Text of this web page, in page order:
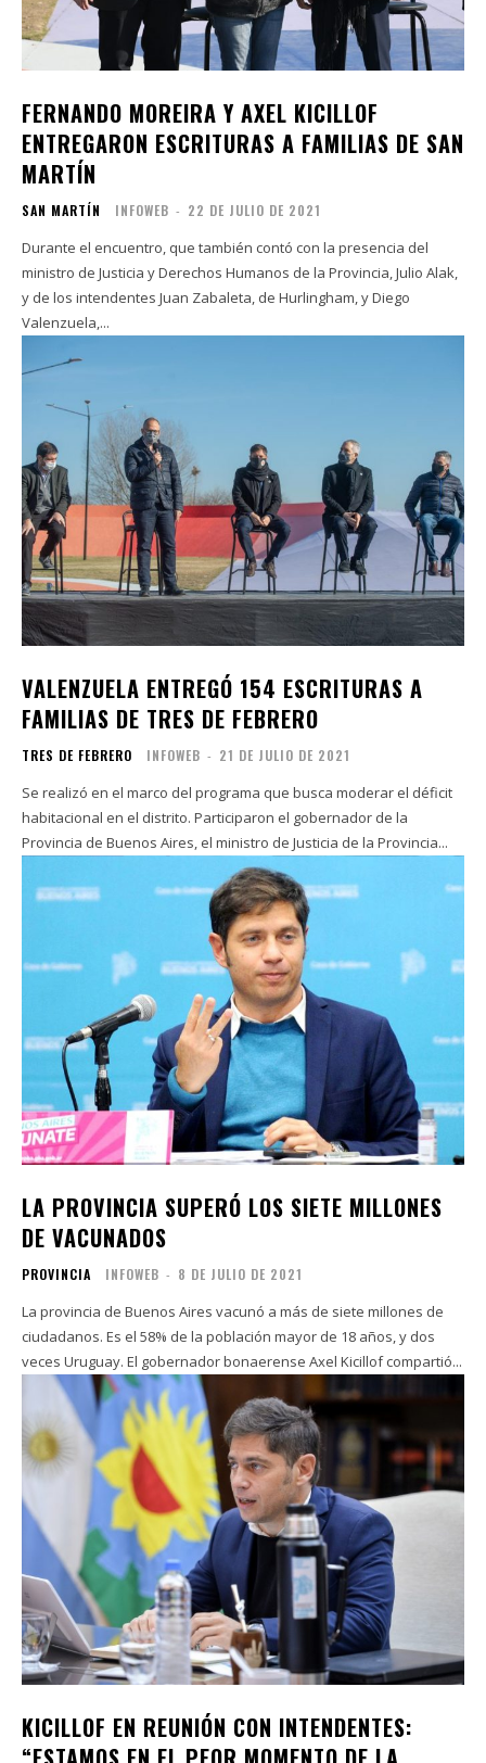
FERNANDO MOREIRA Y AXEL KICILLOF
ENTREGARON ESCRITURAS A FAMILIAS DE SAN
MARTÍN
SAN MARTÍN INFOWEB - 22 DE JULIO DE 2021
Durante el encuentro, que también contó con la presencia del
ministro de Justicia y Derechos Humanos de la Provincia, Julio Alak,
y de los intendentes Juan Zabaleta, de Hurlingham, y Diego
Valenzuela,...
VALENZUELA ENTREGÓ 154 ESCRITURAS A
FAMILIAS DE TRES DE FEBRERO
TRES DE FEBRERO INFOWEB - 21 DE JULIO DE 2021
Se realizó en el marco del programa que busca moderar el déficit
habitacional en el distrito. Participaron el gobernador de la
Provincia de Buenos Aires, el ministro de Justicia de la Provincia...
LA PROVINCIA SUPERÓ LOS SIETE MILLONES
DE VACUNADOS
PROVINCIA INFOWEB - 8 DE JULIO DE 2021
La provincia de Buenos Aires vacunó a más de siete millones de
ciudadanos. Es el 58% de la población mayor de 18 años, y dos
veces Uruguay. El gobernador bonaerense Axel Kicillof compartió...
KICILLOF EN REUNIÓN CON INTENDENTES: